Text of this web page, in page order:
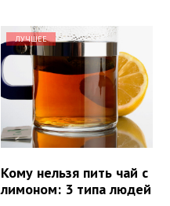
ЛУЧШЕЕ
Кому нельзя пить чай с
лимоном: 3 типа людей